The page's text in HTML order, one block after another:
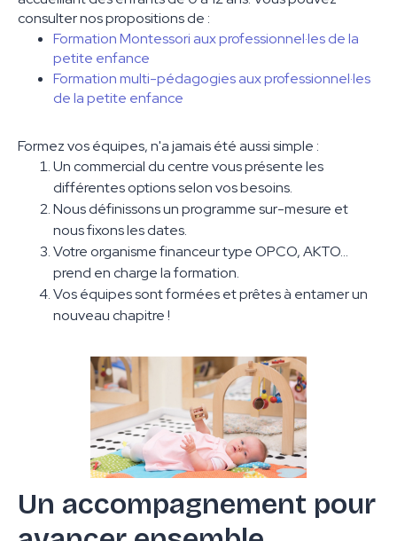
consulter nos propositions de :
Formation Montessori aux professionnel·les de la
petite enfance
Formation multi-pédagogies aux professionnel·les
de la petite enfance
Formez vos équipes, n'a jamais été aussi simple :
Un commercial du centre vous présente les
différentes options selon vos besoins.
Nous définissons un programme sur-mesure et
nous fixons les dates.
Votre organisme financeur type OPCO, AKTO...
prend en charge la formation.
Vos équipes sont formées et prêtes à entamer un
nouveau chapitre !
Un accompagnement pour